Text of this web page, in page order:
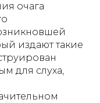
очага
издают такие
для слуха,